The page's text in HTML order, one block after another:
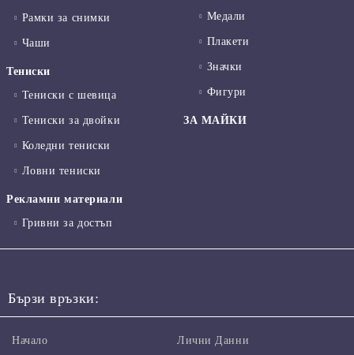
Рамки за снимки
Чаши
Тениски
Тениски с шевица
Тениски за двойки
Коледни тениски
Ловни тениски
Рекламни материали
Гривни за достъп
Медали
Плакети
Значки
Фигури
ЗА МАЙКИ
Бързи връзки:
Начало Лични Данни